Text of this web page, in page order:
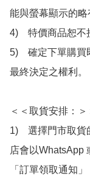
能與螢幕顯示的略
4)　特價商品恕不
5)　確定下單購買
最終決定之權利。
＜＜取貨安排：＞
1)　選擇門市取貨
店會以WhatsApp
「訂單領取通知